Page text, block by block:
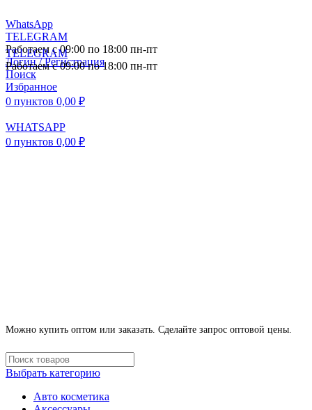
WhatsApp
TELEGRAM
Работаем с 09:00 по 18:00 пн-пт
Логин / Регистрация
Поиск
Избранное
0 пунктов 0,00 ₽
WHATSAPP
0 пунктов 0,00 ₽
TELEGRAM
Работаем с 09:00 по 18:00 пн-пт
Можно купить оптом или заказать. Сделайте запрос оптовой цены.
Выбрать категорию
Авто косметика